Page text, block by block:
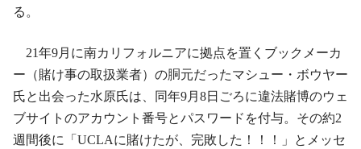
る。
21年9月に南カリフォルニアに拠点を置くブックメーカ
ー（賭け事の取扱業者）の胴元だったマシュー・ボウヤー
氏と出会った水原氏は、同年9月8日ごろに違法賭博のウェ
ブサイトのアカウント番号とパスワードを付与。その約2
週間後に「UCLAに賭けたが、完敗した！！！」とメッセ